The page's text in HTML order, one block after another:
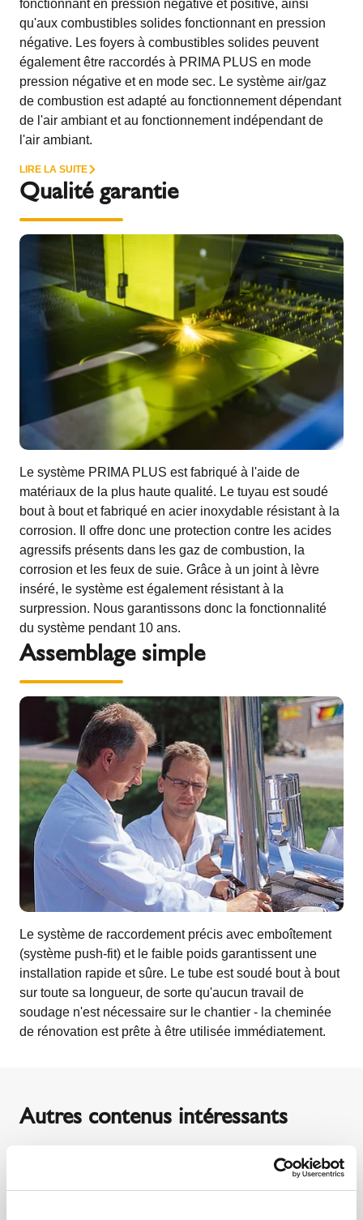
fonctionnant en pression négative et positive, ainsi
qu'aux combustibles solides fonctionnant en pression
négative. Les foyers à combustibles solides peuvent
également être raccordés à PRIMA PLUS en mode
pression négative et en mode sec. Le système air/gaz
de combustion est adapté au fonctionnement dépendant
de l'air ambiant et au fonctionnement indépendant de
l'air ambiant.
LIRE LA SUITE
Qualité garantie
Le système PRIMA PLUS est fabriqué à l'aide de
matériaux de la plus haute qualité. Le tuyau est soudé
bout à bout et fabriqué en acier inoxydable résistant à la
corrosion. Il offre donc une protection contre les acides
agressifs présents dans les gaz de combustion, la
corrosion et les feux de suie. Grâce à un joint à lèvre
inséré, le système est également résistant à la
surpression. Nous garantissons donc la fonctionnalité
du système pendant 10 ans.
Assemblage simple
Le système de raccordement précis avec emboîtement
(système push-fit) et le faible poids garantissent une
installation rapide et sûre. Le tube est soudé bout à bout
sur toute sa longueur, de sorte qu'aucun travail de
soudage n'est nécessaire sur le chantier - la cheminée
de rénovation est prête à être utilisée immédiatement.
Autres contenus intéressants